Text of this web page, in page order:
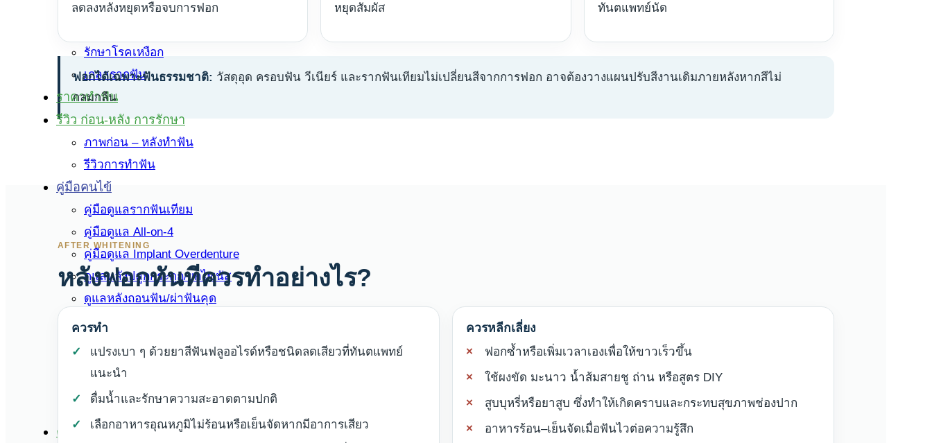
ผ่าฟันคุด
รักษาโรคเหงือก
เกลารากฟัน
ราคาทำฟัน
รีวิว ก่อน-หลัง การรักษา
ภาพก่อน – หลังทำฟัน
รีวิวการทำฟัน
คู่มือคนไข้
คู่มือดูแลรากฟันเทียม
คู่มือดูแล All-on-4
คู่มือดูแล Implant Overdenture
ดูแลหลังปลูกกระดูก/ยกไซนัส
ดูแลหลังถอนฟัน/ผ่าฟันคุด
คู่มือดูแลหลังทำครอบฟันและวีเนียร์
คู่มือดูแลหลังฟอกสีฟัน
คู่มือดูแลฟันปลอมถอดได้
คู่มือดูแลหลังเกลารากฟัน รักษาโรคเหงือก
ติดต่อเรา
ลดลงหลังหยุดหรือจบการฟอก
หยุดสัมผัส
ทันตแพทย์นัด
ฟอกได้เฉพาะฟันธรรมชาติ: วัสดุอุด ครอบฟัน วีเนียร์ และรากฟันเทียมไม่เปลี่ยนสีจากการฟอก อาจต้องวางแผนปรับสีงานเดิมภายหลังหากสีไม่
กลมกลืน
AFTER WHITENING
หลังฟอกทันทีควรทำอย่างไร?
ควรทำ
แปรงเบา ๆ ด้วยยาสีฟันฟลูออไรด์หรือชนิดลดเสียวที่ทันตแพทย์
แนะนำ
ดื่มน้ำและรักษาความสะอาดตามปกติ
เลือกอาหารอุณหภูมิไม่ร้อนหรือเย็นจัดหากมีอาการเสียว
ควรหลีกเลี่ยง
ฟอกซ้ำหรือเพิ่มเวลาเองเพื่อให้ขาวเร็วขึ้น
ใช้ผงขัด มะนาว น้ำส้มสายชู ถ่าน หรือสูตร DIY
สูบบุหรี่หรือยาสูบ ซึ่งทำให้เกิดคราบและกระทบสุขภาพช่องปาก
อาหารร้อน–เย็นจัดเมื่อฟันไวต่อความรู้สึก